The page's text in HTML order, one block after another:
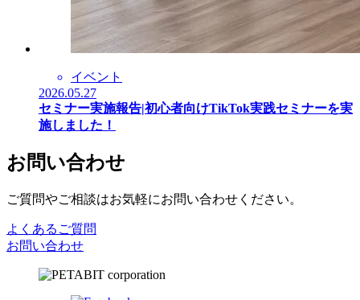
イベント
2026.05.27
セミナー実施報告|初心者向けTikTok実践セミナーを実
施しました！
お問い合わせ
ご質問やご相談はお気軽にお問い合わせください。
よくあるご質問
お問い合わせ